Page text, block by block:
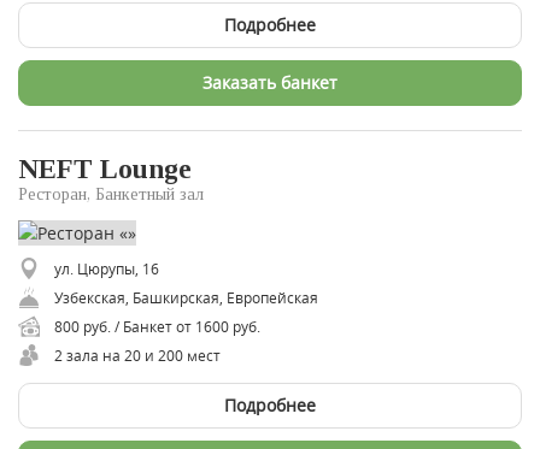
Подробнее
Заказать банкет
NEFT Lounge
Ресторан, Банкетный зал
ул. Цюрупы, 16
Узбекская, Башкирская, Европейская
800 руб. / Банкет от 1600 руб.
2 зала на 20 и 200 мест
Подробнее